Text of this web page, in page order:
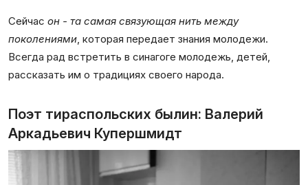
Сейчас он - та самая связующая нить между
поколениями, которая передает знания молодежи.
Всегда рад встретить в синагоге молодежь, детей,
рассказать им о традициях своего народа.
Поэт тираспольских былин: Валерий
Аркадьевич Купершмидт